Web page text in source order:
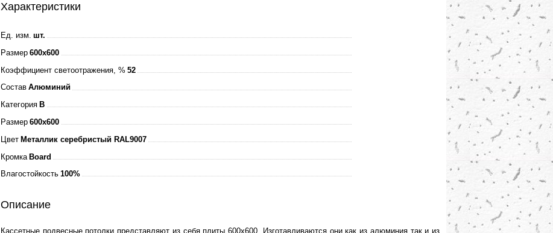
Характеристики
Ед. изм. шт.
Размер 600x600
Коэффициент светоотражения, % 52
Состав Алюминий
Категория B
Размер 600x600
Цвет Металлик серебристый RAL9007
Кромка Board
Влагостойкость 100%
Описание
Кассетные подвесные потолки представляют из себя плиты 600х600. Изготавливаются они как из алюминия так и из